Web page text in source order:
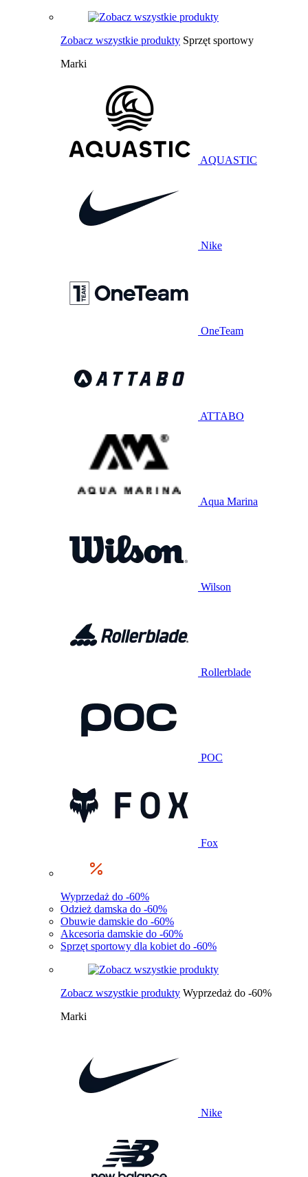
Zobacz wszystkie produkty Sprzęt sportowy
Marki
AQUASTIC
Nike
OneTeam
ATTABO
Aqua Marina
Wilson
Rollerblade
POC
Fox
Wyprzedaż do -60%
Odzież damska do -60%
Obuwie damskie do -60%
Akcesoria damskie do -60%
Sprzęt sportowy dla kobiet do -60%
Zobacz wszystkie produkty Wyprzedaż do -60%
Marki
Nike